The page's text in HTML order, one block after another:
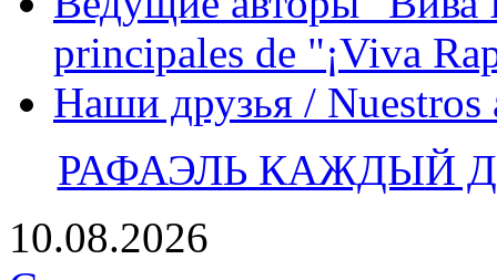
principales de "¡Viva
Наши друзья / Nuestros
РАФАЭЛЬ КАЖДЫЙ
10.08.2026